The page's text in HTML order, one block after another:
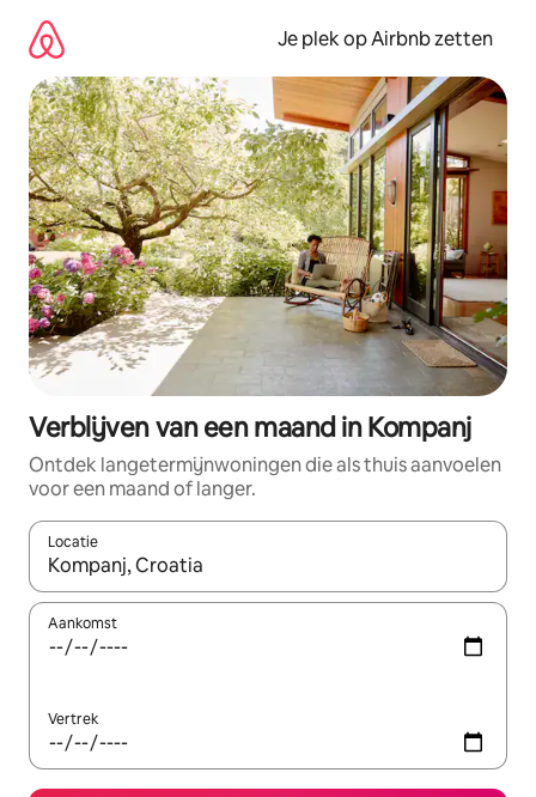
direct
naar
inhoud
Je plek op Airbnb zetten
Verblijven van een maand in Kompanj
Ontdek langetermijnwoningen die als thuis aanvoelen
voor een maand of langer.
Locatie
Wanneer er resultaten beschikbaar zijn, maak je een keuze
Aankomst
Vertrek